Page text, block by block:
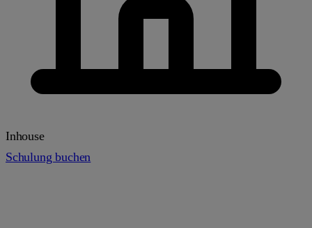
Inhouse
Schulung buchen